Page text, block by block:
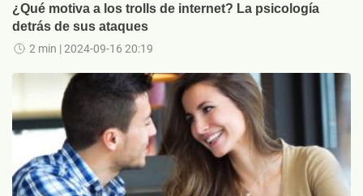
¿Qué motiva a los trolls de internet? La psicología
detrás de sus ataques
2 min | 2024-09-16 20:19